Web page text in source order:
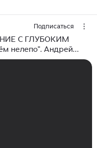
Подписаться
С ГЛУБОКИМ
нелепо". Андрей